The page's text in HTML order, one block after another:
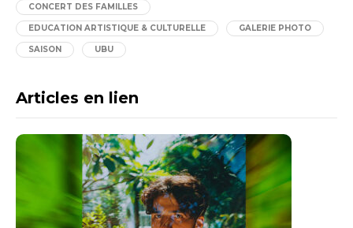
CONCERT DES FAMILLES
EDUCATION ARTISTIQUE & CULTURELLE GALERIE PHOTO
SAISON UBU
Articles en lien